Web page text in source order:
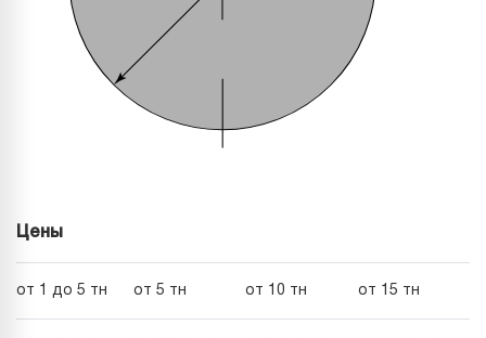
Цены
от 1 до 5 тн от 5 тн от 10 тн от 15 тн